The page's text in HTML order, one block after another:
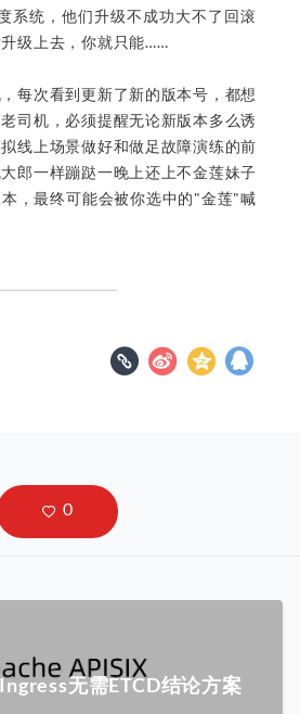
系统，他们升级不成功大不了回滚
级上去，你就只能……
每次看到更新了新的版本号，都想
司机，必须提醒无论新版本多么诱
线上场景做好和做足故障演练的前
郎一样蹦跶一晚上还上不金莲妹子
，最终可能会被你选中的"金莲"喊
无需ETCD结论方案